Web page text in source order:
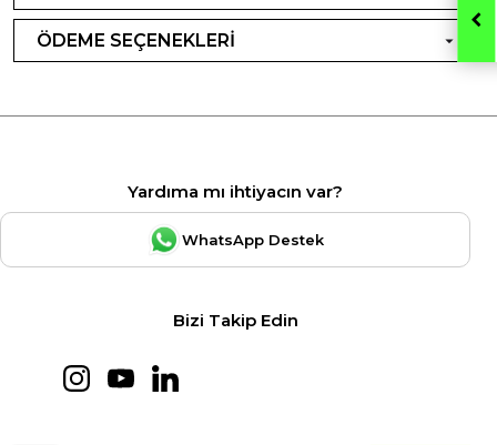
ÖDEME SEÇENEKLERİ
Yardıma mı ihtiyacın var?
WhatsApp Destek
Bizi Takip Edin